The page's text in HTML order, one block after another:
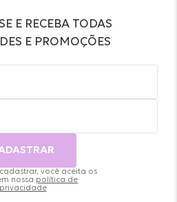
E RECEBA TODAS
E PROMOÇÕES
você aceita os
nossa política de
privacidade